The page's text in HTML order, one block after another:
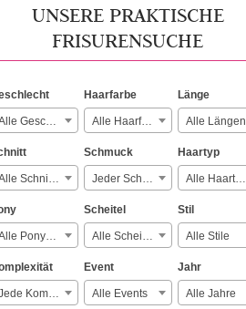
UNSERE PRAKTISCHE
FRISURENSUCHE
Alle Geschlechter
Haarfarbe
Alle Haarfarben
Länge
Alle Längen
Alle Schnitte
Schmuck
Jeder Schmuck
Haartyp
Alle Haartypen
Alle Ponyarten
Scheitel
Alle Scheitelarten
Stil
Alle Stile
Jede Komplexität
Event
Alle Events
Jahr
Alle Jahre